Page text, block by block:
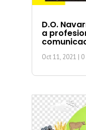
D.O.
a
Oct 11, 2021 |